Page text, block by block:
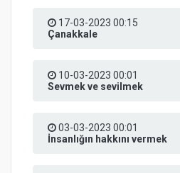
17-03-2023 00:15
Çanakkale
10-03-2023 00:01
Sevmek ve sevilmek
03-03-2023 00:01
İnsanlığın hakkını vermek